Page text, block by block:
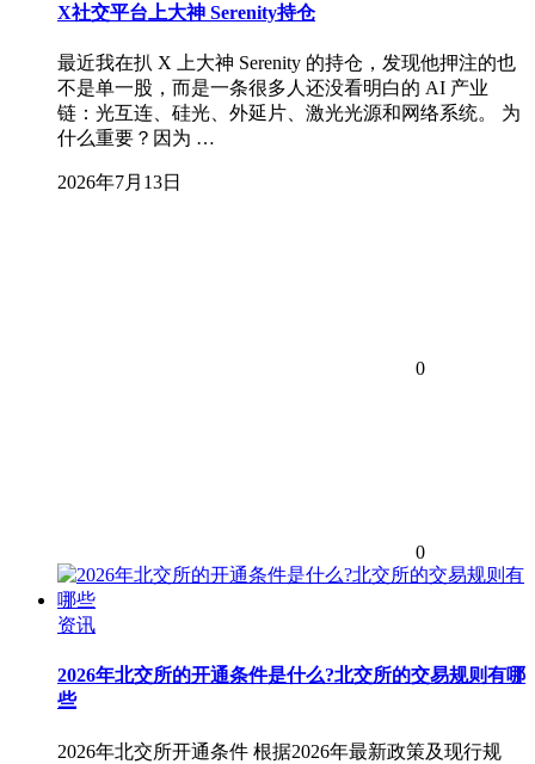
X社交平台上大神 Serenity持仓
最近我在扒 X 上大神 Serenity 的持仓，发现他押注的也
不是单一股，而是一条很多人还没看明白的 AI 产业
链：光互连、硅光、外延片、激光光源和网络系统。 为
什么重要？因为 …
2026年7月13日
0
0
资讯
2026年北交所的开通条件是什么?北交所的交易规则有哪
些
2026年北交所开通条件 根据2026年最新政策及现行规